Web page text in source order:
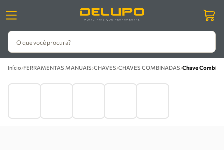
O que você procura?
Início›FERRAMENTAS MANUAIS›CHAVES›CHAVES COMBINADAS›Chave